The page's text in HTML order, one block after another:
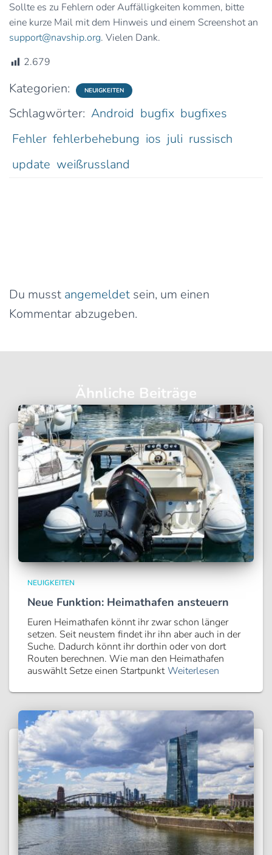
Sollte es zu Fehlern oder Auffälligkeiten kommen, bitte
eine kurze Mail mit dem Hinweis und einem Screenshot an
support@navship.org. Vielen Dank.
2.679
Kategorien: NEUIGKEITEN
Schlagwörter: Android bugfix bugfixes
Fehler fehlerbehebung ios juli russisch
update weißrussland
Du musst angemeldet sein, um einen
Kommentar abzugeben.
Ähnliche Beiträge
NEUIGKEITEN
Neue Funktion: Heimathafen ansteuern
Euren Heimathafen könnt ihr zwar schon länger
setzen. Seit neustem findet ihr ihn aber auch in der
Suche. Dadurch könnt ihr dorthin oder von dort
Routen berechnen. Wie man den Heimathafen
auswählt Setze einen Startpunkt Weiterlesen